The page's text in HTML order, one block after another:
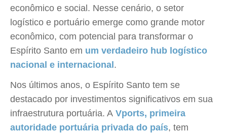
econômico e social. Nesse cenário, o setor
logístico e portuário emerge como grande motor
econômico, com potencial para transformar o
Espírito Santo em um verdadeiro hub logístico
nacional e internacional .
Nos últimos anos, o Espírito Santo tem se
destacado por investimentos significativos em sua
infraestrutura portuária. A Vports, primeira
autoridade portuária privada do país, tem